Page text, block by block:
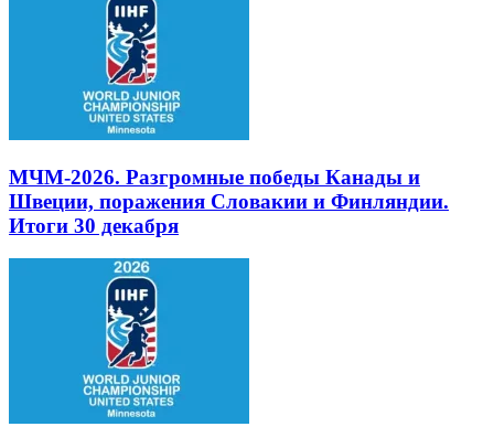
МЧМ-2026. Разгромные победы Канады и
Швеции, поражения Словакии и Финляндии.
Итоги 30 декабря